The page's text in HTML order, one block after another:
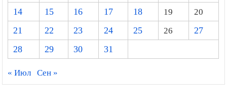
14
15 16 17 18 19
20
21
22 23 24 25 26
27
28
29 30 31
« Июл Сен »